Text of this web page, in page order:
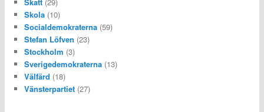
Skola(10)
Socialdemokraterna(59)
Stefan Löfven (23)
Stockholm (3)
Sverigedemokraterna(13)
Välfärd (18)
Vänsterpartiet(27)